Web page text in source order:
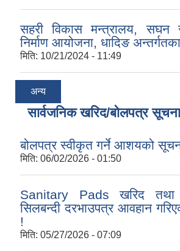
सहरी विकास मन्त्रालय, सघन
निर्माण आयोजना, धादिङ
मिति: 10/21/2024 - 11:49
अन्य
सार्वजनिक खरिद/बोलपत्र सूचना
बोलपत्र स्वीकृत गर्ने आशयको
मिति: 06/02/2026 - 01:50
Sanitary Pads खरिद तथा
सिलबन्दी दरभाउपत्र आवहान
!
मिति: 05/27/2026 - 07:09